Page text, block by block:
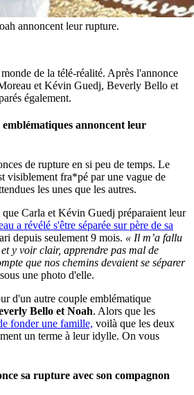
annoncent leur rupture.
de la télé-réalité. Après l'annonce
et Kévin Guedj, Beverly Bello et
également.
annoncent leur
de rupture en si peu de temps. Le
visiblement fra*pé par une vague de
les unes que les autres.
Carla et Kévin Guedj préparaient leur
a révélé s'être séparée sur père de sa
depuis seulement 9 mois. « Il m’a fallu
y voir clair, apprendre pas mal de
que nos chemins devaient se séparer
une photo d'elle.
d'un autre couple emblématique
Bello et Noah. Alors que les
fonder une famille, voilà que les deux
un terme à leur idylle. On vous
sa rupture avec son compagnon